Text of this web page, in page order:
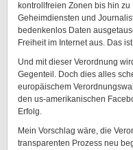
kontrollfreien Zonen bis hin
Geheimdiensten und
bedenkenlos Daten
Freiheit im Internet aus. Das
Und mit dieser Verordnung
Gegenteil. Doch dies alles
europäischem
den us-amerikanischen
Erfolg.
Mein Vorschlag wäre, die
transparenten Prozess neu